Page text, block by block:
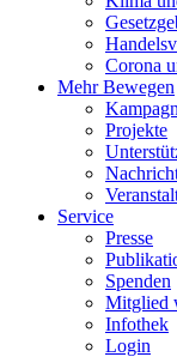
Corona
Mehr Bewegen
Projekte
Service
Presse
Spenden
Mitglied
Infothek
Login